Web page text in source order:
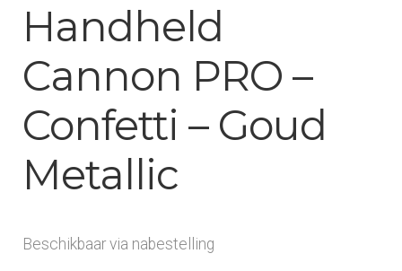
Handheld
Cannon PRO –
Confetti – Goud
Metallic
Beschikbaar via nabestelling